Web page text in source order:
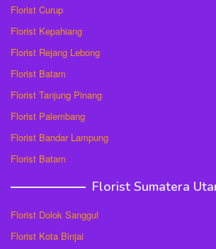
Florist Curup
Florist Kepahiang
Florist Rejang Lebong
Florist Batam
Florist Tanjung Pinang
Florist Palembang
Florist Bandar Lampung
Florist Batam
Florist Sumatera
Florist Dolok Sanggul
Florist Kota Binjai